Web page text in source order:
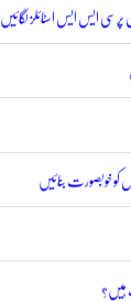
سی ایس ایس اسٹائلز لگائیں
کو خوبصورت بنائیں
ہیں؟